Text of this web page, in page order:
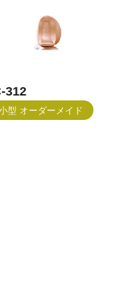
312
型 オーダーメイド